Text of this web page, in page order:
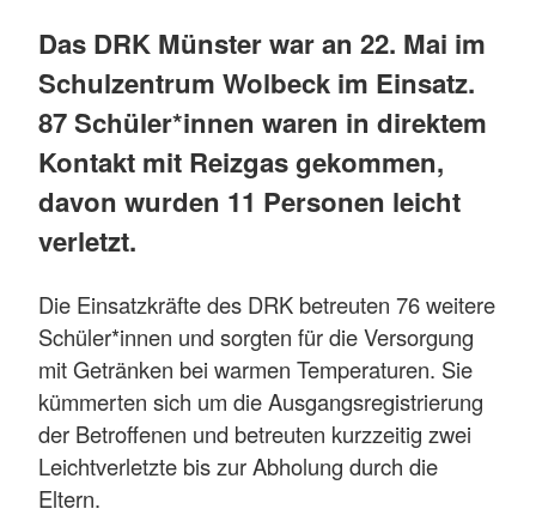
Das DRK Münster war an 22. Mai im
Schulzentrum Wolbeck im Einsatz.
87 Schüler*innen waren in direktem
Kontakt mit Reizgas gekommen,
davon wurden 11 Personen leicht
verletzt.
Die Einsatzkräfte des DRK betreuten 76 weitere
Schüler*innen und sorgten für die Versorgung
mit Getränken bei warmen Temperaturen. Sie
kümmerten sich um die Ausgangsregistrierung
der Betroffenen und betreuten kurzzeitig zwei
Leichtverletzte bis zur Abholung durch die
Eltern.